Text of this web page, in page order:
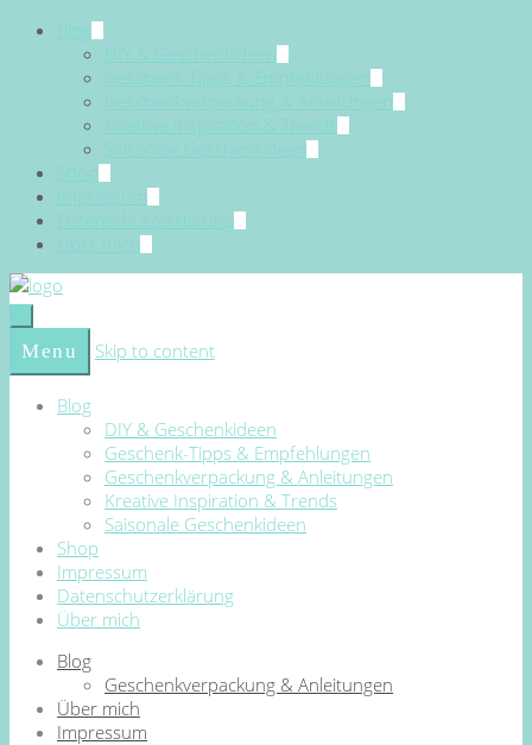
Blog
DIY & Geschenkideen
Geschenk-Tipps & Empfehlungen
Geschenkverpackung & Anleitungen
Kreative Inspiration & Trends
Saisonale Geschenkideen
Shop
Impressum
Datenschutzerklärung
Über mich
Menu Skip to content
Blog
DIY & Geschenkideen
Geschenk-Tipps & Empfehlungen
Geschenkverpackung & Anleitungen
Kreative Inspiration & Trends
Saisonale Geschenkideen
Shop
Impressum
Datenschutzerklärung
Über mich
Blog
Geschenkverpackung & Anleitungen
Über mich
Impressum